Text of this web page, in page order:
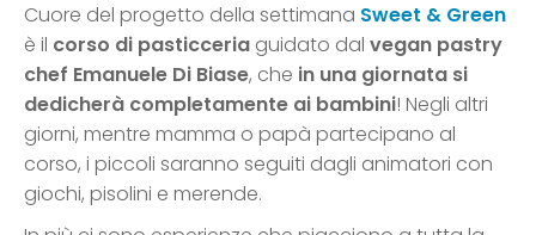
Cuore del progetto della settimana Sweet & Green
è il corso di pasticceria guidato dal vegan pastry
chef Emanuele Di Biase, che in una giornata si
dedicherà completamente ai bambini! Negli altri
giorni, mentre mamma o papà partecipano al
corso, i piccoli saranno seguiti dagli animatori con
giochi, pisolini e merende.